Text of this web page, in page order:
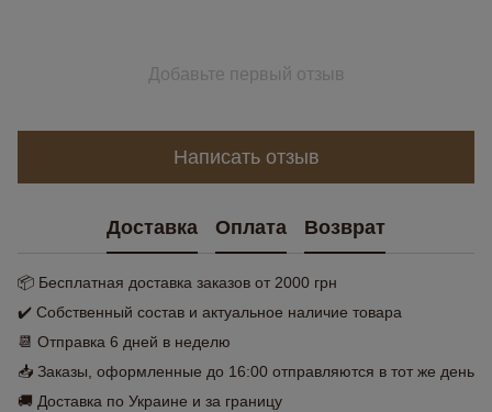
Добавьте первый отзыв
Написать отзыв
Доставка Оплата Возврат
📦 Бесплатная доставка заказов от 2000 грн
✔️ Собственный состав и актуальное наличие товара
📆 Отправка 6 дней в неделю
📥 Заказы, оформленные до 16:00 отправляются в тот же день
🚚 Доставка по Украине и за границу